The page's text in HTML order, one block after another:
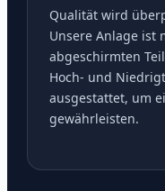
Qualität wird
Unsere Anlage ist
abgeschirmten
Hoch- und
ausgestattet, um
gewährleisten.